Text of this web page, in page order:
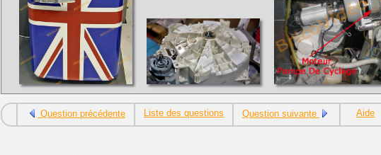
Question précédente Liste des questions Question suivante Aide